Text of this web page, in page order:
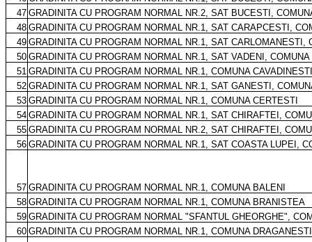
47 GRADINITA CU PROGRAM NORMAL NR.2, SAT BUCESTI,
48 GRADINITA CU PROGRAM NORMAL NR.1, SAT CARAPCESTI,
49 GRADINITA CU PROGRAM NORMAL NR.1, SAT CARLOMANESTI,
50 GRADINITA CU PROGRAM NORMAL NR.1, SAT VADENI,
51 GRADINITA CU PROGRAM NORMAL NR.1, COMUNA CAVADINESTI
52 GRADINITA CU PROGRAM NORMAL NR.1, SAT GANESTI,
53 GRADINITA CU PROGRAM NORMAL NR.1, COMUNA CERTESTI
54 GRADINITA CU PROGRAM NORMAL NR.1, SAT CHIRAFTEI,
55 GRADINITA CU PROGRAM NORMAL NR.2, SAT CHIRAFTEI,
56 GRADINITA CU PROGRAM NORMAL NR.1, SAT COASTA LUPEI,
57 GRADINITA CU PROGRAM NORMAL NR.1, COMUNA BALENI
58 GRADINITA CU PROGRAM NORMAL NR.1, COMUNA BRANISTEA
59 GRADINITA CU PROGRAM NORMAL "SFANTUL GHEORGHE",
60 GRADINITA CU PROGRAM NORMAL NR.1, COMUNA DRAGANESTI